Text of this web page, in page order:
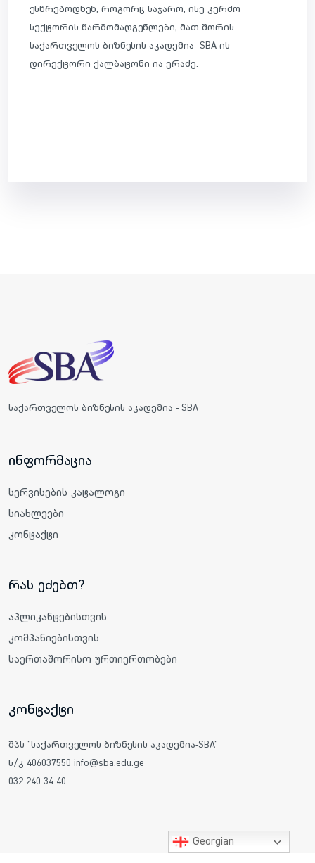
ესწრებოდნენ, როგორც საჯარო, ისე კერძო
სექტორის წარმომადგენლები, მათ შორის
საქართველოს ბიზნესის აკადემია- SBA-ის
დირექტორი ქალბატონი ია ერაძე.
საქართველოს ბიზნესის აკადემია - SBA
ინფორმაცია
სერვისების კატალოგი
სიახლეები
კონტაქტი
რას ეძებთ?
აპლიკანტებისთვის
კომპანიებისთვის
საერთაშორისო ურთიერთობები
კონტაქტი
შპს "საქართველოს ბიზნესის აკადემია-SBA"
ს/კ 406037550 info@sba.edu.ge
032 240 34 40
Georgian